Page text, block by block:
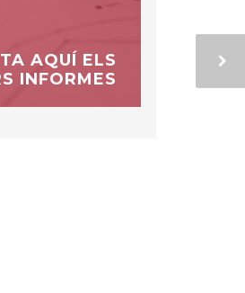
AQUÍ ELS
INFORMES